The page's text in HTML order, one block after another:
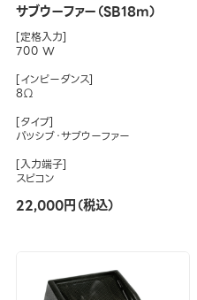
サブウーファー（SB18m）
[定格入力]
700 W
[インピーダンス]
8Ω
[タイプ]
パッシブ・サブウーファー
[入力端子]
スピコン
22,000円（税込）